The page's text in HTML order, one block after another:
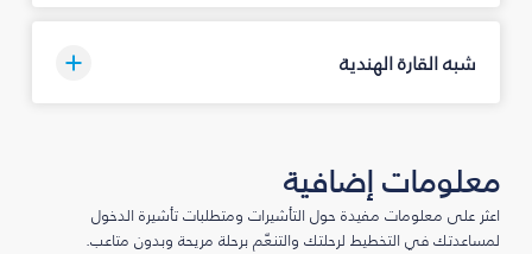
شبه القارة الهندية
معلومات إضافية
اعثر على معلومات مفيدة حول التأشيرات ومتطلبات تأشيرة الدخول
لمساعدتك في التخطيط لرحلتك والتنعّم برحلة مريحة وبدون متاعب.